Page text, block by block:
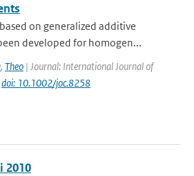
on generalized additive
developed for homogen...
, Theo | Journal: International Journal of
doi: 10.1002/joc.8258
2010